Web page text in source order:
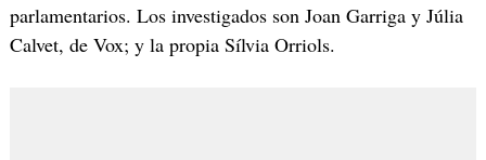
parlamentarios. Los investigados son Joan Garriga y Júlia
Calvet, de Vox; y la propia Sílvia Orriols.